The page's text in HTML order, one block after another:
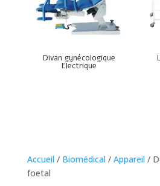
Divan gynécologique
Electrique
Accueil / Biomédical / Appareil /
foetal